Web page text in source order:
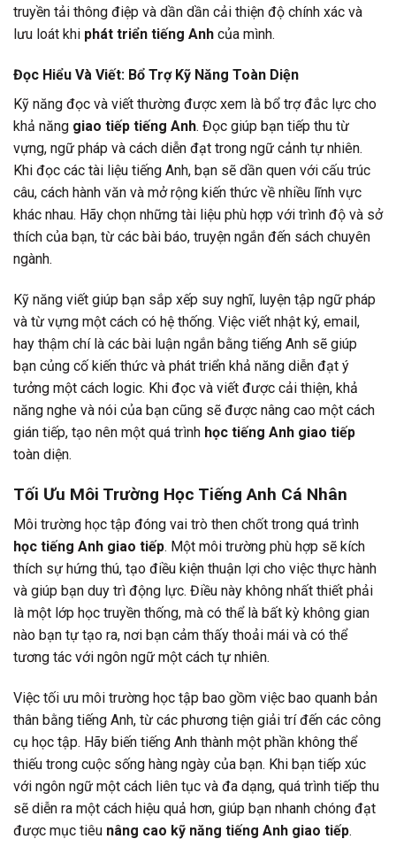
truyền tải thông điệp và dần dần cải thiện độ chính xác và
lưu loát khi phát triển tiếng Anh của mình.
Đọc Hiểu Và Viết: Bổ Trợ Kỹ Năng Toàn Diện
Kỹ năng đọc và viết thường được xem là bổ trợ đắc lực cho
khả năng giao tiếp tiếng Anh. Đọc giúp bạn tiếp thu từ
vựng, ngữ pháp và cách diễn đạt trong ngữ cảnh tự nhiên.
Khi đọc các tài liệu tiếng Anh, bạn sẽ dần quen với cấu trúc
câu, cách hành văn và mở rộng kiến thức về nhiều lĩnh vực
khác nhau. Hãy chọn những tài liệu phù hợp với trình độ và sở
thích của bạn, từ các bài báo, truyện ngắn đến sách chuyên
ngành.
Kỹ năng viết giúp bạn sắp xếp suy nghĩ, luyện tập ngữ pháp
và từ vựng một cách có hệ thống. Việc viết nhật ký, email,
hay thậm chí là các bài luận ngắn bằng tiếng Anh sẽ giúp
bạn củng cố kiến thức và phát triển khả năng diễn đạt ý
tưởng một cách logic. Khi đọc và viết được cải thiện, khả
năng nghe và nói của bạn cũng sẽ được nâng cao một cách
gián tiếp, tạo nên một quá trình học tiếng Anh giao tiếp
toàn diện.
Tối Ưu Môi Trường Học Tiếng Anh Cá Nhân
Môi trường học tập đóng vai trò then chốt trong quá trình
học tiếng Anh giao tiếp. Một môi trường phù hợp sẽ kích
thích sự hứng thú, tạo điều kiện thuận lợi cho việc thực hành
và giúp bạn duy trì động lực. Điều này không nhất thiết phải
là một lớp học truyền thống, mà có thể là bất kỳ không gian
nào bạn tự tạo ra, nơi bạn cảm thấy thoải mái và có thể
tương tác với ngôn ngữ một cách tự nhiên.
Việc tối ưu môi trường học tập bao gồm việc bao quanh bản
thân bằng tiếng Anh, từ các phương tiện giải trí đến các công
cụ học tập. Hãy biến tiếng Anh thành một phần không thể
thiếu trong cuộc sống hàng ngày của bạn. Khi bạn tiếp xúc
với ngôn ngữ một cách liên tục và đa dạng, quá trình tiếp thu
sẽ diễn ra một cách hiệu quả hơn, giúp bạn nhanh chóng đạt
được mục tiêu nâng cao kỹ năng tiếng Anh giao tiếp.